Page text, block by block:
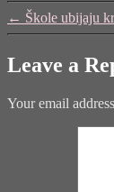
"Majora
Carter
o
urbanoj
← Škole ubijaju
Leave a
Your email